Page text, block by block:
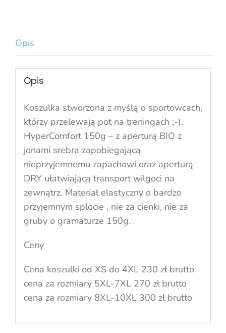
Opis
Opis
Koszulka stworzona z myślą o sportowcach,
którzy przelewają pot na treningach ;-).
HyperComfort 150g – z aperturą BIO z
jonami srebra zapobiegającą
nieprzyjemnemu zapachowi oraz aperturą
DRY ułatwiającą transport wilgoci na
zewnątrz. Materiał elastyczny o bardzo
przyjemnym splocie , nie za cienki, nie za
gruby o gramaturze 150g.
Ceny
Cena koszulki od XS do 4XL 230 zł brutto
cena za rozmiary 5XL-7XL 270 zł brutto
cena za rozmiary 8XL-10XL 300 zł brutto